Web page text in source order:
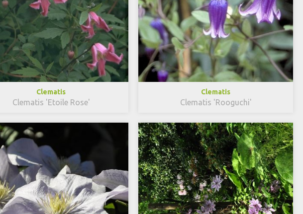
Clematis
Clematis 'Etoile Rose'
Clematis
Clematis 'Rooguchi'